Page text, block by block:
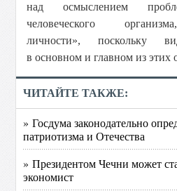
над осмыслением
человеческого
личности», поскольку
в основном и главном из
ЧИТАЙТЕ ТАКЖЕ:
» Госдума законодательно
патриотизма и Отечества
» Президентом Чечни может
экономист